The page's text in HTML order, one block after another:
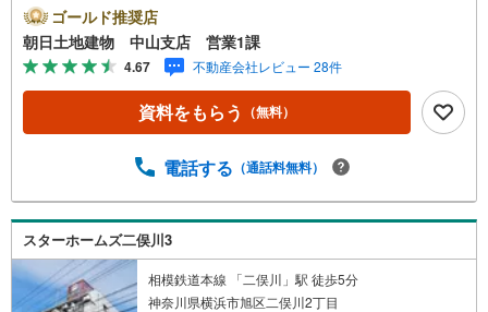
まい、安心のおとりつぎ * * * *おかげさまで42周年を迎え
ることができました♪ご成約件数7万件達成!!☆当日のご見
学も対応可能です！☆JR横浜線「中山」駅徒歩1分！☆ご
予約は『朝日土地建物中山店』まで！朝日土地建物グルー
プは地域密着を合言葉に全13店舗でその地域No.1を目指し
ております。広告掲載していない物件も多数ございます。
気・・？お家の買替えってどうするの・・？etc.まずは何
せていただきます！お問い合わせをお待ちしております!!
ゴールド推奨店
朝日土地建物 中山支店 営業1課
4.67 不動産会社レビュー 28件
資料をもらう （無料）
電話する （通話料無料）
スターホームズ二俣川3
相模鉄道本線 「二俣川」駅 徒歩5分
神奈川県横浜市旭区二俣川2丁目